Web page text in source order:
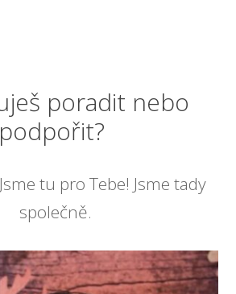
poradit nebo
podpořit?
tu pro Tebe! Jsme tady
společně.